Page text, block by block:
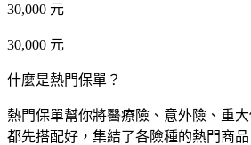
30,000 元
30,000 元
什麼是熱門保單？
熱門保單幫你將醫療險、意外險、重
都先搭配好，集結了各險種的熱門商